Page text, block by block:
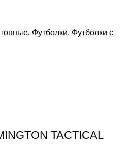
, Футболки, Футболки с
TACTICAL